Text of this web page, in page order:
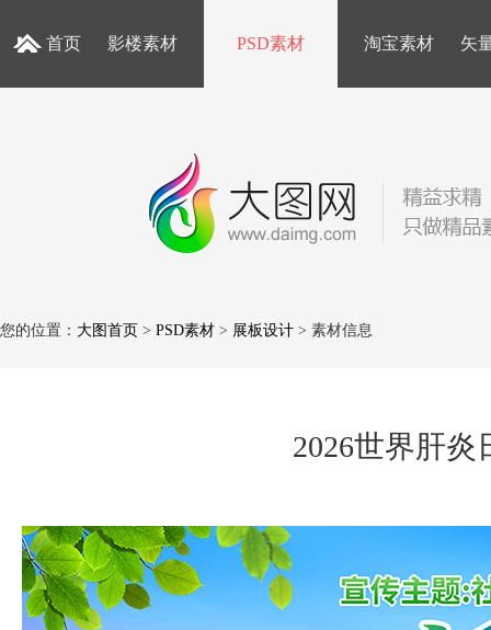
首页 影楼素材 PSD素材 淘宝素材 矢
您的位置： 大图首页 > PSD素材 > 展板设计 > 素材信息
2026世界肝